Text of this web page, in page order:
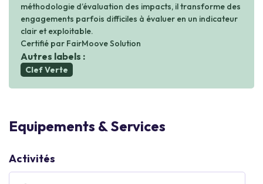
méthodologie d’évaluation des impacts, il transforme des
engagements parfois difficiles à évaluer en un indicateur
clair et exploitable.
Certifié par FairMoove Solution
Autres labels :
Clef Verte
Equipements & Services
Activités